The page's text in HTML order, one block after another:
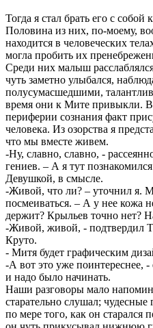
Тогда я стал брать его с
Половина из них, по-моему,
находится в человеческих
могла пробить их
Среди них малыш
чуть заметно улыбался,
полусумасшедшими,
время они к Мите привыкли.
периферии сознания факт
человека. Из озорства я
что мы вместе живем.
-Ну, славно, славно, -
гениев. – А я тут
Девушкой, в смысле.
-Живой, что ли? – уточнил я.
посмеиваться. – А у нее кожа
держит? Крыльев точно нет?
-Живой, живой, - подтвердил
Круто.
- Митя будет графическим
-А вот это уже поинтереснее,
и надо было начинать.
Наши разговоры мало
старательно слушал; чудесные
по мере того, как он старался